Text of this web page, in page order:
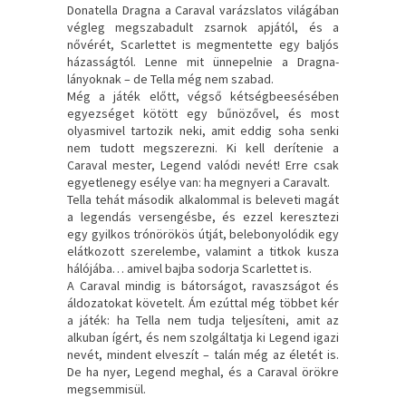
Donatella Dragna a Caraval varázslatos világában
végleg megszabadult zsarnok apjától, és a
nővérét, Scarlettet is megmentette egy baljós
házasságtól. Lenne mit ünnepelnie a Dragna-
lányoknak – de Tella még nem szabad.
Még a játék előtt, végső kétségbeesésében
egyezséget kötött egy bűnözővel, és most
olyasmivel tartozik neki, amit eddig soha senki
nem tudott megszerezni. Ki kell derítenie a
Caraval mester, Legend valódi nevét! Erre csak
egyetlenegy esélye van: ha megnyeri a Caravalt.
Tella tehát második alkalommal is beleveti magát
a legendás versengésbe, és ezzel keresztezi
egy gyilkos trónörökös útját, belebonyolódik egy
elátkozott szerelembe, valamint a titkok kusza
hálójába… amivel bajba sodorja Scarlettet is.
A Caraval mindig is bátorságot, ravaszságot és
áldozatokat követelt. Ám ezúttal még többet kér
a játék: ha Tella nem tudja teljesíteni, amit az
alkuban ígért, és nem szolgáltatja ki Legend igazi
nevét, mindent elveszít – talán még az életét is.
De ha nyer, Legend meghal, és a Caraval örökre
megsemmisül.